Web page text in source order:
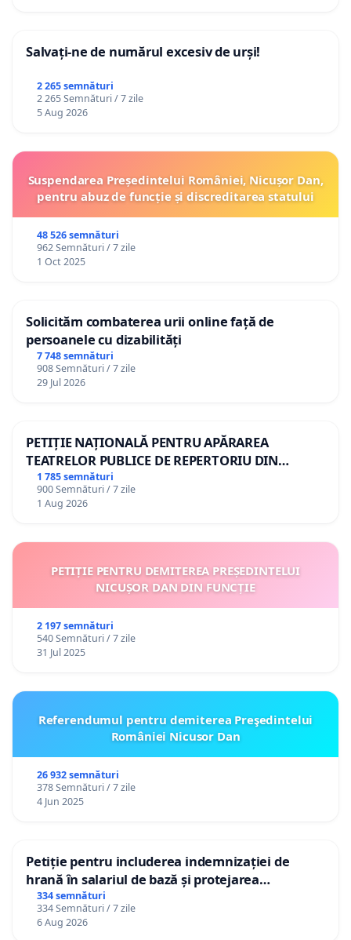
Salvați-ne de numărul excesiv de urși!
2 265 semnături
2 265 Semnături / 7 zile
5 Aug 2026
Suspendarea Președintelui României, Nicușor Dan,
pentru abuz de funcție și discreditarea statului
48 526 semnături
962 Semnături / 7 zile
1 Oct 2025
Solicităm combaterea urii online față de
persoanele cu dizabilități
7 748 semnături
908 Semnături / 7 zile
29 Jul 2026
PETIȚIE NAȚIONALĂ PENTRU APĂRAREA
TEATRELOR PUBLICE DE REPERTORIU DIN
ROMÂNIA
1 785 semnături
900 Semnături / 7 zile
1 Aug 2026
PETIȚIE PENTRU DEMITEREA PREȘEDINTELUI
NICUȘOR DAN DIN FUNCȚIE
2 197 semnături
540 Semnături / 7 zile
31 Jul 2025
Referendumul pentru demiterea Preşedintelui
României Nicusor Dan
26 932 semnături
378 Semnături / 7 zile
4 Jun 2025
Petiție pentru includerea indemnizației de
hrană în salariul de bază și protejarea
gradațiilor de vechime pentru asistenții
personali
334 semnături
334 Semnături / 7 zile
6 Aug 2026